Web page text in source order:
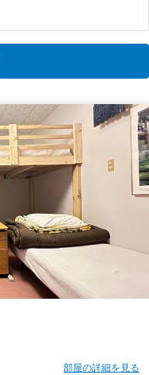
部屋の詳細を見る